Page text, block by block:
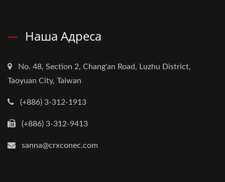
Наша Адреса
No. 48, Section 2, Chang'an Road, Luzhu District,
Taoyuan City, Taiwan
(+886) 3-312-1913
(+886) 3-312-9413
sanna@crxconec.com